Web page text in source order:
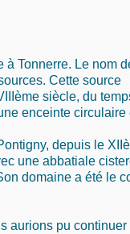
Tonnerre. Le nom
Cette source
siècle, du
enceinte circulaire
depuis le
une abbatiale
domaine a été le
aurions pu continuer